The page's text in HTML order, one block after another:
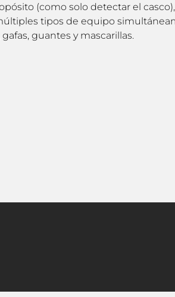
(como solo detectar el
tipos de equipo
guantes y mascarillas.